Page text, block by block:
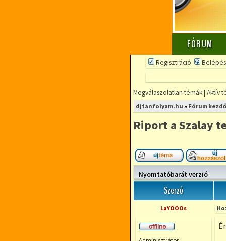
FÓRUM
Regisztráció Belépés
Megválaszolatlan témák| Aktív
djtanfolyam.hu » Fórum
Riport a Szalay
Új téma nyitása
Nyomtatóbarát verzió
Szerző
LaYOOOs